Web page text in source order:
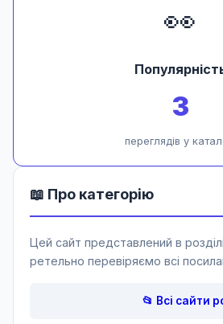
👀
3
переглядів у
📖 Про категорію
Цей сайт представлений в розділі
ретельно перевіряємо всі
📂 Всі сайти